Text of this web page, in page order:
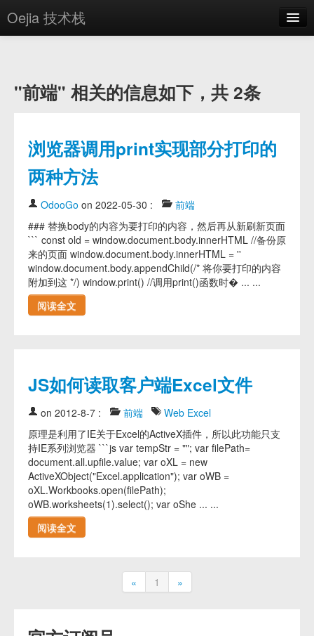
Oejia 技术栈
方案
分享
关于
登录
"前端" 相关的信息如下，共 2条
浏览器调用print实现部分打印的
两种方法
OdooGo on 2022-05-30 :
前端
### 替换body的内容为要打印的内容，然后再从新刷新页面
``` const old = window.document.body.innerHTML //备份原
来的页面 window.document.body.innerHTML = ''
window.document.body.appendChild(/* 将你要打印的内容
附加到这 */) window.print() //调用print()函数时� ... ...
阅读全文
JS如何读取客户端Excel文件
on 2012-8-7 : 前端 Web Excel
原理是利用了IE关于Excel的ActiveX插件，所以此功能只支
持IE系列浏览器 ```js var tempStr = ""; var filePath=
document.all.upfile.value; var oXL = new
ActiveXObject("Excel.application"); var oWB =
oXL.Workbooks.open(filePath);
oWB.worksheets(1).select(); var oShe ... ...
阅读全文
« 1 »